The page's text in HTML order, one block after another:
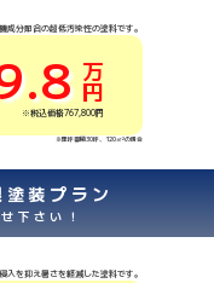
成分配合の超低汚染性の塗料です。
万円
※税込価格767,800円
※建坪面積30坪、120㎡²の場合
装プラン
下さい！
入を抑え暑さを軽減した塗料です。